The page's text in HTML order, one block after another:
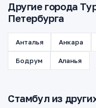
Другие города
Петербурга
Анталья Анкара
Бодрум Аланья
Стамбул из